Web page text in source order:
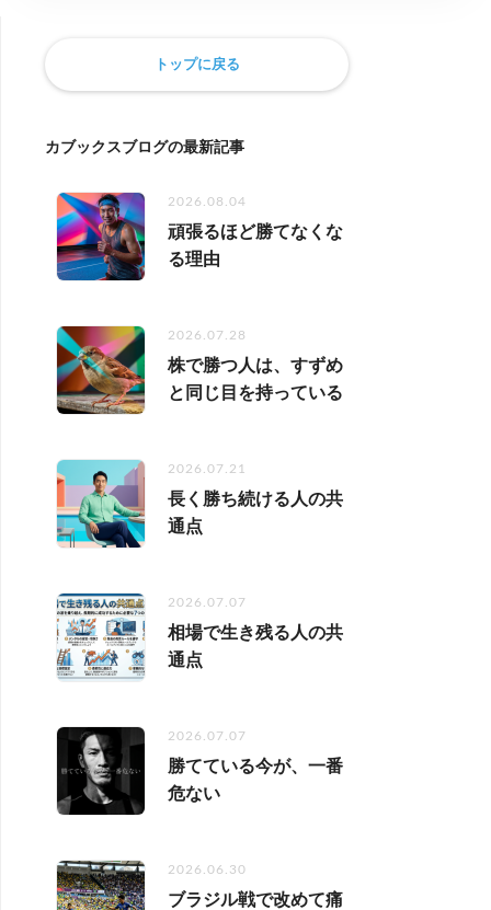
トップに戻る
カブックスブログの最新記事
2026.08.04
頑張るほど勝てなくな
る理由
2026.07.28
株で勝つ人は、すずめ
と同じ目を持っている
2026.07.21
長く勝ち続ける人の共
通点
2026.07.07
相場で生き残る人の共
通点
2026.07.07
勝てている今が、一番
危ない
2026.06.30
ブラジル戦で改めて痛